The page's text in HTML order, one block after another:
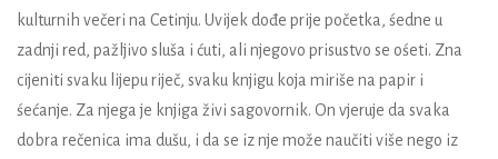
kulturnih večeri na Cetinju. Uvijek dođe prije početka, śedne u
zadnji red, pažljivo sluša i ćuti, ali njegovo prisustvo se ośeti. Zna
cijeniti svaku lijepu riječ, svaku knjigu koja miriše na papir i
śećanje. Za njega je knjiga živi sagovornik. On vjeruje da svaka
dobra rečenica ima dušu, i da se iz nje može naučiti više nego iz